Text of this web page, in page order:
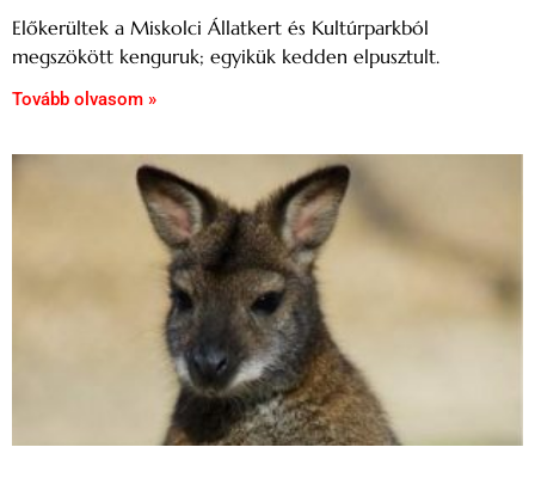
Előkerültek a Miskolci Állatkert és Kultúrparkból
megszökött kenguruk; egyikük kedden elpusztult.
Tovább olvasom »